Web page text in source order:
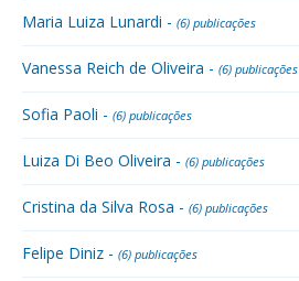
Maria Luiza Lunardi - (6) publicações
Vanessa Reich de Oliveira - (6) publicações
Sofia Paoli - (6) publicações
Luiza Di Beo Oliveira - (6) publicações
Cristina da Silva Rosa - (6) publicações
Felipe Diniz - (6) publicações